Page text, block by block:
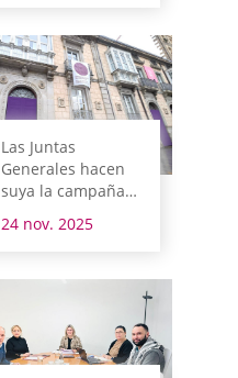
Las Juntas
Generales hacen
suya la campaña
25N e interpelan a
alavesa para
que sostiene la
violencia machista
24 nov. 2025